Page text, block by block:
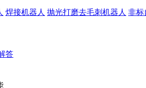
焊接机器人 抛光打磨去毛刺机器人 非标
答